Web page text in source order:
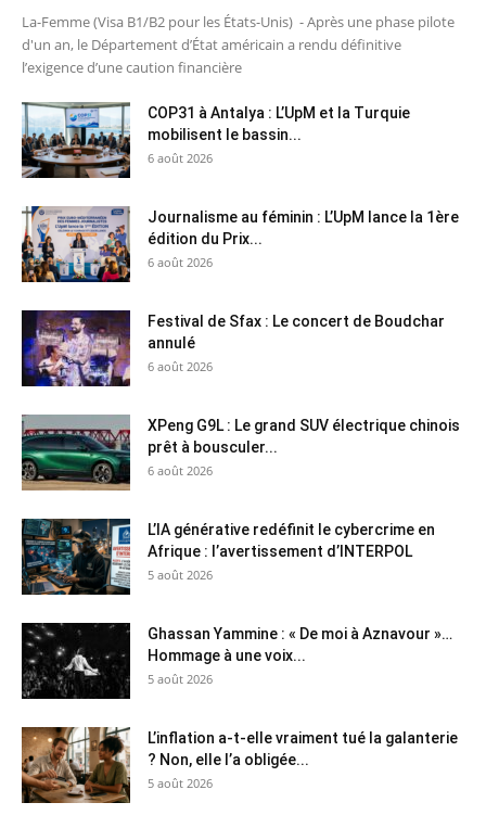
La-Femme (Visa B1/B2 pour les États-Unis) - Après une phase pilote
d'un an, le Département d’État américain a rendu définitive
l’exigence d’une caution financière
COP31 à Antalya : L’UpM et la Turquie
mobilisent le bassin...
6 août 2026
Journalisme au féminin : L’UpM lance la 1ère
édition du Prix...
6 août 2026
Festival de Sfax : Le concert de Boudchar
annulé
6 août 2026
XPeng G9L : Le grand SUV électrique chinois
prêt à bousculer...
6 août 2026
L’IA générative redéfinit le cybercrime en
Afrique : l’avertissement d’INTERPOL
5 août 2026
Ghassan Yammine : « De moi à Aznavour »…
Hommage à une voix...
5 août 2026
L’inflation a-t-elle vraiment tué la galanterie
? Non, elle l’a obligée...
5 août 2026